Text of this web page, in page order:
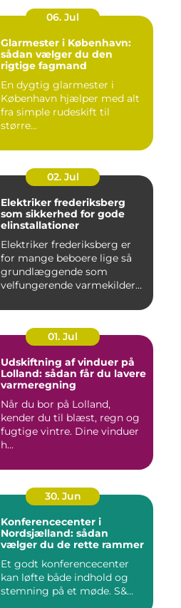
06. Jul
Glarmester i København:
sådan vælger du den
rigtige fagmand
En dygtig glarmester i
København hjælper med alt
fra simple rudeskift til
større...
02. Jul
Elektriker frederiksberg
som sikkerhed for gode
elinstallationer
Elektriker frederiksberg er
for mange beboere lige så
grundlæggende som
velfungerende varmekilder
01. Jul
Udskiftning af vinduer på
Lolland: sådan får du lavere
varmeregning
Når du bor på Lolland,
kender du til blæst, regn og
fugtige vintre. Dine vinduer
h...
30. Jun
Konferencecenter i
Nordsjælland: sådan
vælger du de rette rammer
Et godt konferencecenter
kan løfte både indhold og
stemning på et møde. S&...